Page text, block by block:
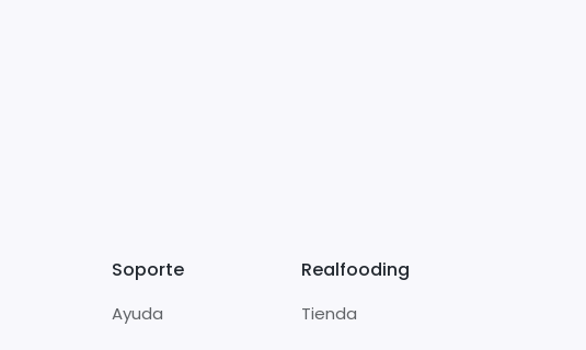
Soporte
Ayuda
Realfooding
Tienda